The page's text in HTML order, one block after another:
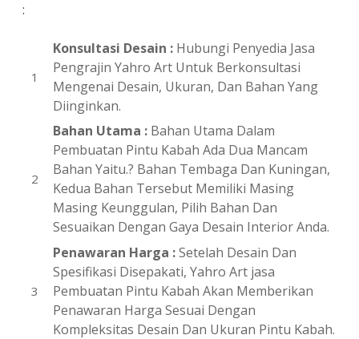
:
Konsultasi Desain :Hubungi Penyedia Jasa
Pengrajin Yahro Art Untuk Berkonsultasi
Mengenai Desain, Ukuran, Dan Bahan Yang
Diinginkan.
Bahan Utama :Bahan Utama Dalam
Pembuatan Pintu Kabah Ada Dua Mancam
Bahan Yaitu.? Bahan Tembaga Dan Kuningan,
Kedua Bahan Tersebut Memiliki Masing
Masing Keunggulan, Pilih Bahan Dan
Sesuaikan Dengan Gaya Desain Interior Anda.
Penawaran Harga :Setelah Desain Dan
Spesifikasi Disepakati, Yahro Art jasa
Pembuatan Pintu Kabah Akan Memberikan
Penawaran Harga Sesuai Dengan
Kompleksitas Desain Dan Ukuran Pintu Kabah.